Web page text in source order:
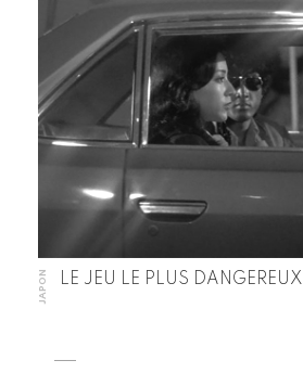
JAPON LE JEU LE PLUS DANGEREUX